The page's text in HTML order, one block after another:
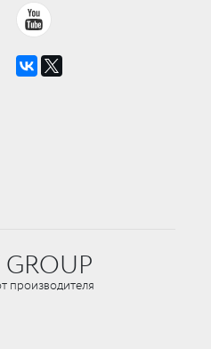
производителя